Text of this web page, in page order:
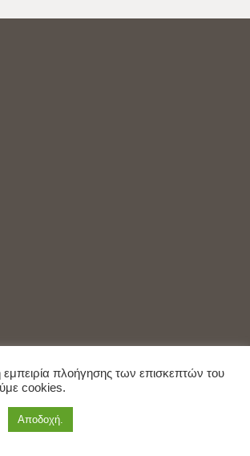
εμπειρία πλοήγησης των επισκεπτών του
cookies.
Αποδοχή.